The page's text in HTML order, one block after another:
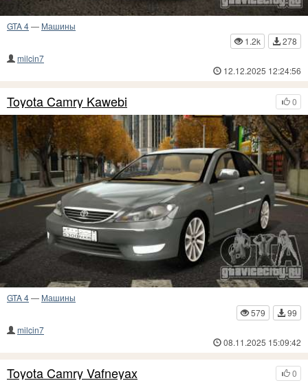
GTA 4— Машины
1.2k
278
milcin7
12.12.2025 12:24:56
0
Toyota Camry Kawebi
GTA 4— Машины
579
99
milcin7
08.11.2025 15:09:42
0
Toyota Camry Vafneyax